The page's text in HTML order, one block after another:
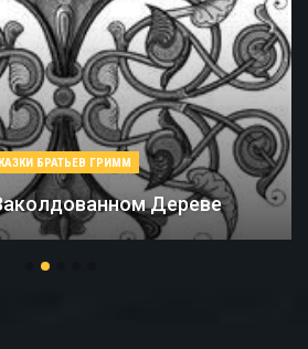
СКАЗКИ БРАТЬЕВ ГРИММ
Соломинка, Уголь И Боб